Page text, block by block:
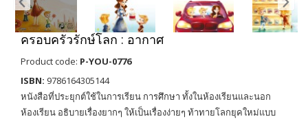
ครอบครัวรักษ์โลก : อากาศ
Product code: P-YOU-0776
ISBN: 9786164305144
หนังสือที่ประยุกต์ใช้ในการเรียน การศึกษา ทั้งในห้องเรียนและนอก
ห้องเรียน อธิบายเรื่องยากๆ ให้เป็นเรื่องง่ายๆ ท้าทายโลกยุคใหม่แบบ